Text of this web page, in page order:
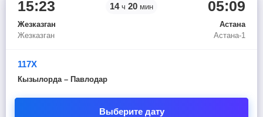
15:23
Жезказган
Жезказган
14 ч 20 мин 05:09
Астана
Астана-1
117Х
Кызылорда – Павлодар
Выберите дату